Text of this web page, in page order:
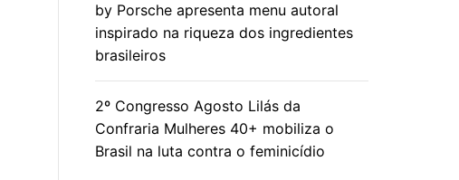
by Porsche apresenta menu autoral
inspirado na riqueza dos ingredientes
brasileiros
2º Congresso Agosto Lilás da
Confraria Mulheres 40+ mobiliza o
Brasil na luta contra o feminicídio